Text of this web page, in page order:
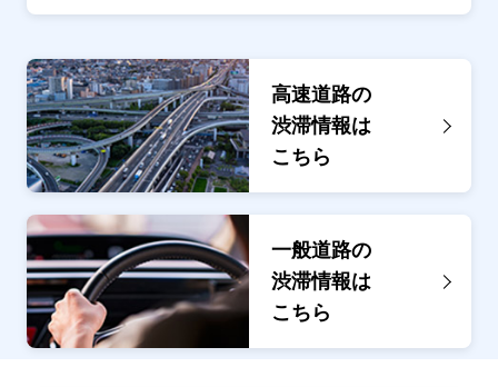
高速道路の
渋滞情報は
こちら
一般道路の
渋滞情報は
こちら